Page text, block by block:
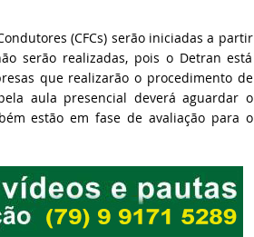
(CFCs) serão iniciadas a partir
serão realizadas, pois o Detran está
que realizarão o procedimento de
aula presencial deverá aguardar o
estão em fase de avaliação para o